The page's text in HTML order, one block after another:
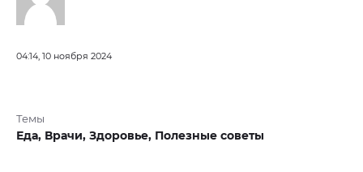
04:14, 10 ноября 2024
Темы
Еда, Врачи, Здоровье, Полезные советы